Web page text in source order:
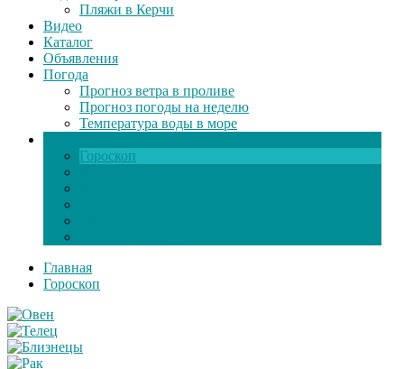
Пляжи в Керчи
Видео
Каталог
Объявления
Погода
Прогноз ветра в проливе
Прогноз погоды на неделю
Температура воды в море
Гороскоп
Главная
Гороскоп